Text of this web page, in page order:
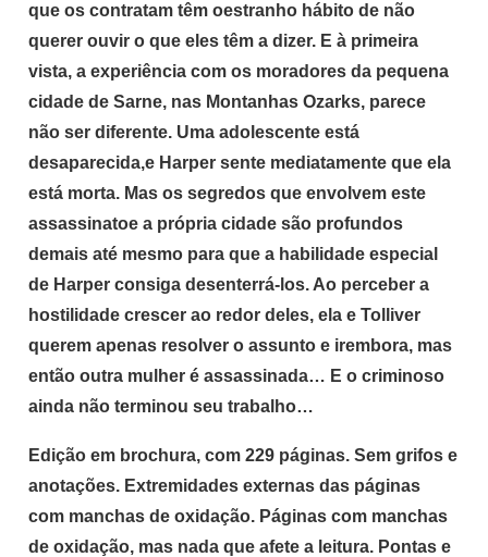
que os contratam têm oestranho hábito de não
querer ouvir o que eles têm a dizer. E à primeira
vista, a experiência com os moradores da pequena
cidade de Sarne, nas Montanhas Ozarks, parece
não ser diferente. Uma adolescente está
desaparecida,e Harper sente mediatamente que ela
está morta. Mas os segredos que envolvem este
assassinatoe a própria cidade são profundos
demais até mesmo para que a habilidade especial
de Harper consiga desenterrá-los. Ao perceber a
hostilidade crescer ao redor deles, ela e Tolliver
querem apenas resolver o assunto e irembora, mas
então outra mulher é assassinada… E o criminoso
ainda não terminou seu trabalho…
Edição em brochura, com 229 páginas. Sem grifos e
anotações. Extremidades externas das páginas
com manchas de oxidação. Páginas com manchas
de oxidação, mas nada que afete a leitura. Pontas e